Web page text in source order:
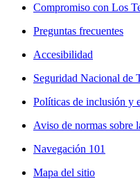
Compromiso con Los
Preguntas frecuentes
Accesibilidad
Seguridad Nacional de
Políticas de inclusión y
Aviso de normas sobre
Navegación 101
Mapa del sitio